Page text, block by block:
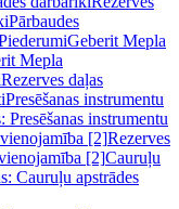
Pārbaudes
Geberit Mepla
Mepla
Rezerves daļas
Presēšanas instrumentu
Presēšanas instrumentu
[2]Rezerves
[2]Cauruļu
Cauruļu apstrādes